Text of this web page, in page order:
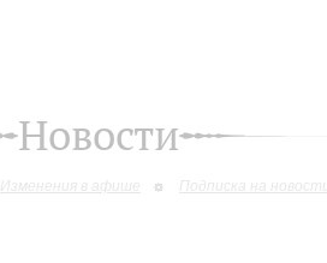
Новости
Изменения в афише Подписка на